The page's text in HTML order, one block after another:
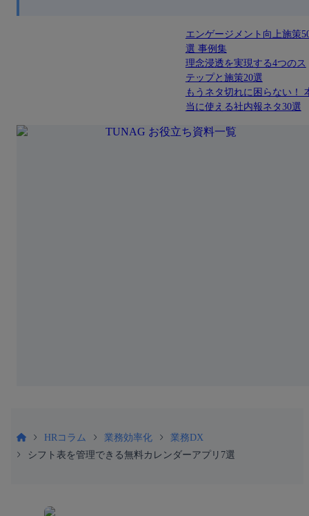
エンゲージメント向上施策
選 事例集
理念浸透を実現する4つのス
テップと施策20選
もうネタ切れに困らない！
当に使える社内報ネタ30選
HRコラム 業務効率化
業務DX
シフト表を管理できる無料カレンダーアプリ7選